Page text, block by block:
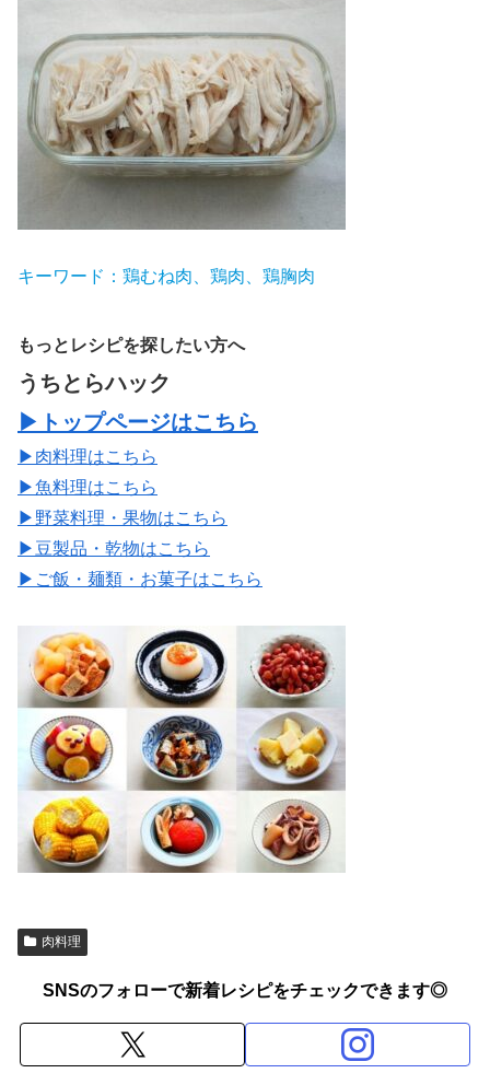
キーワード：鶏むね肉、鶏肉 、鶏胸肉
もっとレシピを探したい方へ
うちとらハック
▶トップページはこちら
▶肉料理はこちら
▶魚料理はこちら
▶野菜料理・果物はこちら
▶豆製品・乾物はこちら
▶ご飯・麺類・お菓子はこちら
肉料理
SNSのフォローで新着レシピをチェックできます◎